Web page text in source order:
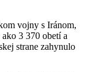
vojny s Iránom,
3 370 obetí a
strane zahynulo